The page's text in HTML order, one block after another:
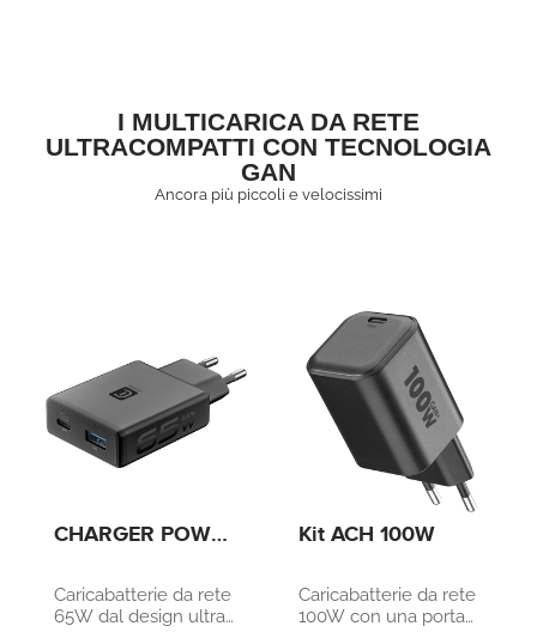
I MULTICARICA DA RETE
ULTRACOMPATTI CON TECNOLOGIA
GAN
Ancora più piccoli e velocissimi
CHARGER POWER
DUAL A+C
Caricabatterie da rete
65W dal design ultra
Kit ACH 100W
Caricabatterie da rete
100W con una porta